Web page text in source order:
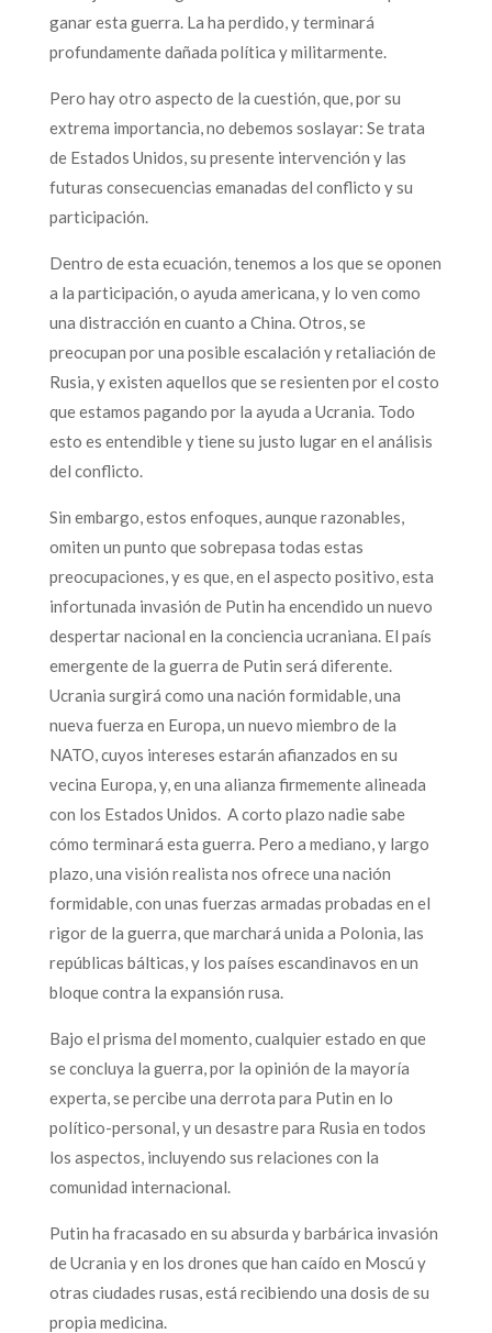
ganar esta guerra. La ha perdido, y terminará
profundamente dañada política y militarmente.
Pero hay otro aspecto de la cuestión, que, por su
extrema importancia, no debemos soslayar: Se trata
de Estados Unidos, su presente intervención y las
futuras consecuencias emanadas del conflicto y su
participación.
Dentro de esta ecuación, tenemos a los que se oponen
a la participación, o ayuda americana, y lo ven como
una distracción en cuanto a China. Otros, se
preocupan por una posible escalación y retaliación de
Rusia, y existen aquellos que se resienten por el costo
que estamos pagando por la ayuda a Ucrania. Todo
esto es entendible y tiene su justo lugar en el análisis
del conflicto.
Sin embargo, estos enfoques, aunque razonables,
omiten un punto que sobrepasa todas estas
preocupaciones, y es que, en el aspecto positivo, esta
infortunada invasión de Putin ha encendido un nuevo
despertar nacional en la conciencia ucraniana. El país
emergente de la guerra de Putin será diferente.
Ucrania surgirá como una nación formidable, una
nueva fuerza en Europa, un nuevo miembro de la
NATO, cuyos intereses estarán afianzados en su
vecina Europa, y, en una alianza firmemente alineada
con los Estados Unidos. A corto plazo nadie sabe
cómo terminará esta guerra. Pero a mediano, y largo
plazo, una visión realista nos ofrece una nación
formidable, con unas fuerzas armadas probadas en el
rigor de la guerra, que marchará unida a Polonia, las
repúblicas bálticas, y los países escandinavos en un
bloque contra la expansión rusa.
Bajo el prisma del momento, cualquier estado en que
se concluya la guerra, por la opinión de la mayoría
experta, se percibe una derrota para Putin en lo
político-personal, y un desastre para Rusia en todos
los aspectos, incluyendo sus relaciones con la
comunidad internacional.
Putin ha fracasado en su absurda y barbárica invasión
de Ucrania y en los drones que han caído en Moscú y
otras ciudades rusas, está recibiendo una dosis de su
propia medicina.